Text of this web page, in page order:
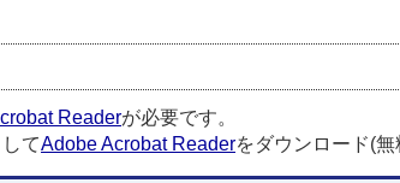
Readerが必要です。
てAdobe Acrobat Readerをダウンロード(